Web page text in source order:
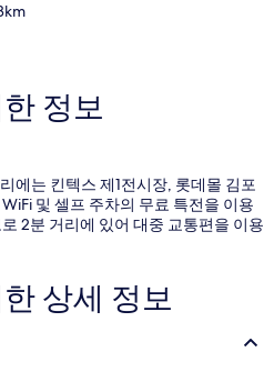
정보
에는 킨텍스 제1전시장, 롯데몰 김포
및 셀프 주차의 무료 특전을 이용
2분 거리에 있어 대중 교통편을 이용
상세 정보